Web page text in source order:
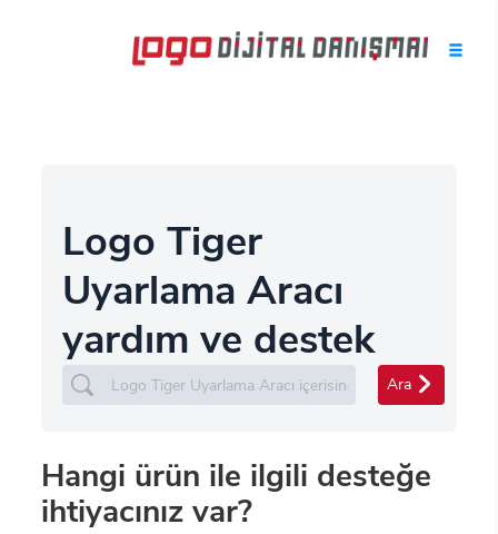
Logo Tiger
Uyarlama Aracı
yardım ve destek
Ara
Hangi ürün ile ilgili desteğe
ihtiyacınız var?